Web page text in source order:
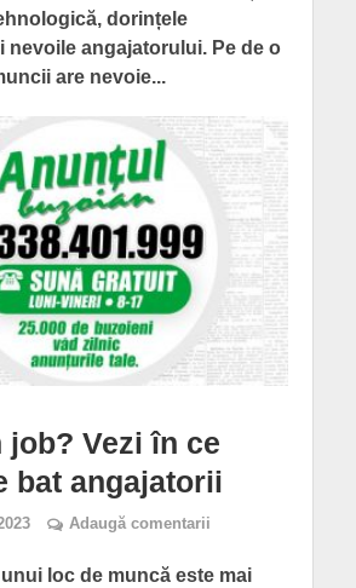
dorințele
nevoile angajatorului. Pe de o
are nevoie...
job? Vezi în ce
bat angajatorii
Adaugă comentarii
loc de muncă este mai